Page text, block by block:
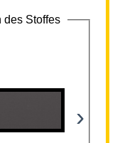
des Stoffes
›